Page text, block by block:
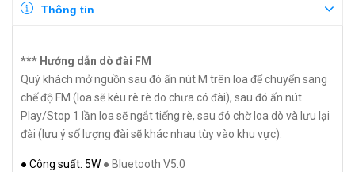
Thông tin
*** Hướng dẫn dò đài FM
Quý khách mở nguồn sau đó ấn nút M trên loa để chuyển sang
chế độ FM (loa sẽ kêu rè rè do chưa có đài), sau đó ấn nút
Play/Stop 1 lần loa sẽ ngắt tiếng rè, sau đó chờ loa dò và lưu lại
đài (lưu ý số lượng đài sẽ khác nhau tùy vào khu vực).
● Công suất: 5W ● Bluetooth V5.0